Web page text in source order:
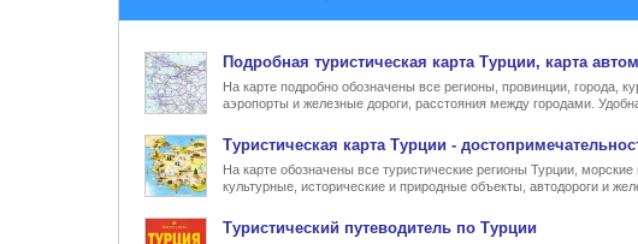
Подробная туристическая карта Турции, карта
На карте подробно обозначены все регионы, провинции, города,
аэропорты и железные дороги, расстояния между городами.
Туристическая карта Турции -
На карте обозначены все туристические регионы Турции,
культурные, исторические и природные объекты, автодороги и
Туристический путеводитель по Турции